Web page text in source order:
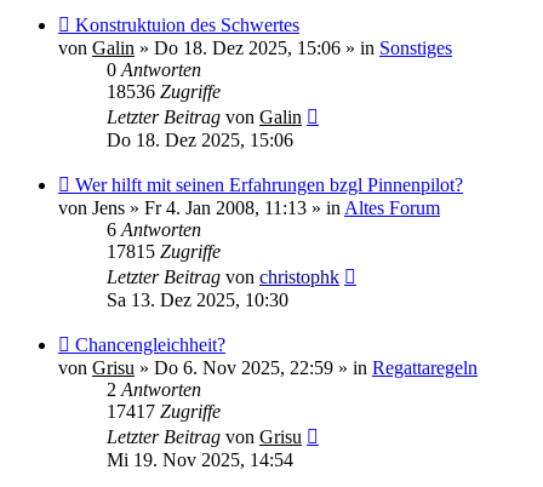
Neuer
Beitrag
Konstruktuion des Schwertes
von Galin » Do 18. Dez 2025, 15:06 » in Sonstiges
0 Antworten
18536 Zugriffe
Letzter Beitrag von Galin
Do 18. Dez 2025, 15:06
Neuer
Beitrag
Wer hilft mit seinen Erfahrungen bzgl Pinnenpilot?
von Jens » Fr 4. Jan 2008, 11:13 » in Altes Forum
6 Antworten
17815 Zugriffe
Letzter Beitrag von christophk
Sa 13. Dez 2025, 10:30
Neuer
Beitrag
Chancengleichheit?
von Grisu » Do 6. Nov 2025, 22:59 » in Regattaregeln
2 Antworten
17417 Zugriffe
Letzter Beitrag von Grisu
Mi 19. Nov 2025, 14:54